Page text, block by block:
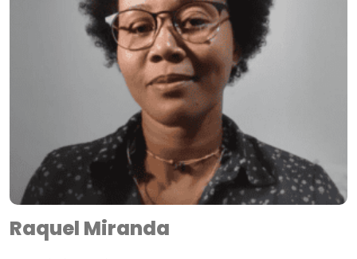
Raquel Miranda